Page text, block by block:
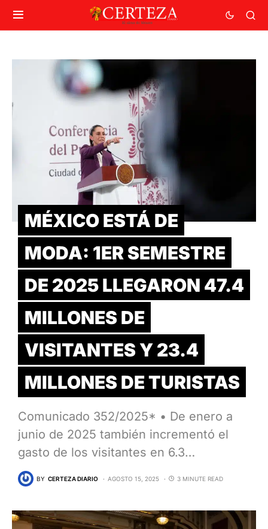
MÉXICO ESTÁ DE
MODA: 1ER SEMESTRE
DE 2025 LLEGARON 47.4
MILLONES DE
VISITANTES Y 23.4
MILLONES DE TURISTAS
Comunicado 352/2025* • De enero a
junio de 2025 también incrementó el
gasto de los visitantes en 6.3…
BY CERTEZA DIARIO AGOSTO 15, 2025 3 MINUTE READ